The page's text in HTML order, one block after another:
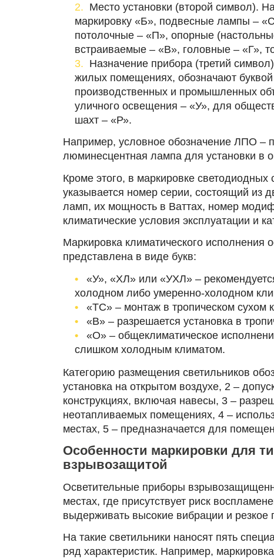
Место установки (второй символ).
маркировку «Б», подвесные лампы ‒
потолочные ‒ «П», опорные
встраиваемые ‒ «В», головные ‒ «Г»,
Назначение прибора (третий
жилых помещениях, обозначают
производственных и промышленных
уличного освещения ‒ «У», для
шахт ‒ «Р».
Например, условное обозначение ЛПО ‒
люминесцентная лампа для установки в
Кроме этого, в маркировке светодиодных
указывается номер серии, состоящий из
ламп, их мощность в Ваттах, номер
климатические условия эксплуатации и
Маркировка климатического исполнения
представлена в виде букв:
«У», «ХЛ» или «УХЛ» ‒
холодном либо умеренно-холодном
«ТС» ‒ монтаж в тропическом сухом
«В» ‒ разрешается установка в
«О» ‒ общеклиматическое
слишком холодным климатом.
Категорию размещения светильников
установка на открытом воздухе, 2 ‒
конструкциях, включая навесы, 3 ‒
неотапливаемых помещениях, 4 ‒
местах, 5 ‒ предназначается для
Особенности маркировки для
взрывозащитой
Осветительные приборы
местах, где присутствует риск
выдерживать высокие вибрации и
На такие светильники наносят пять
ряд характеристик. Например,